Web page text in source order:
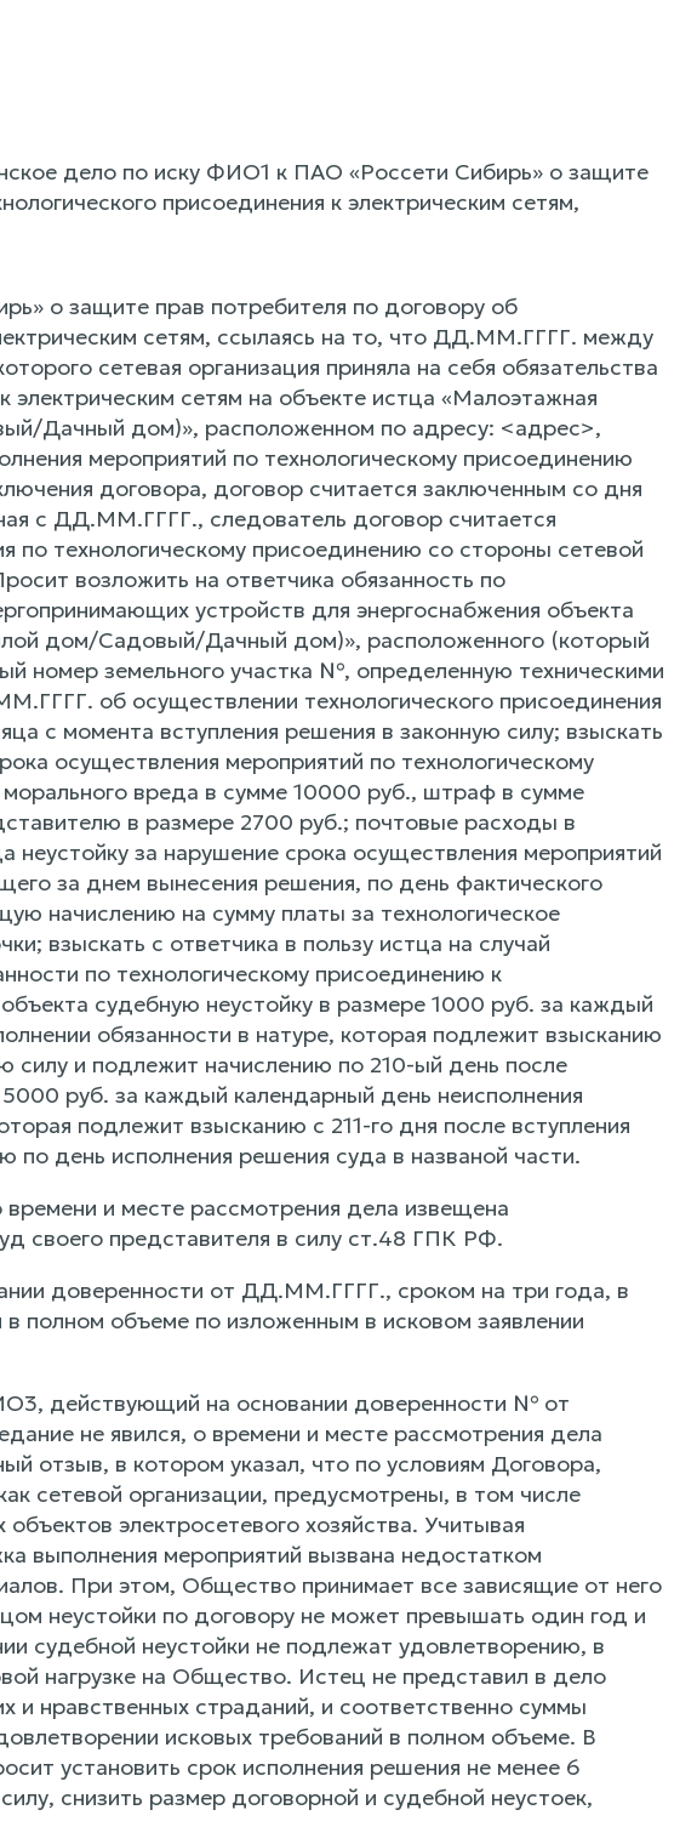
дело по иску ФИО1 к ПАО «Россети Сибирь» о защите
присоединения к электрическим сетям,
о защите прав потребителя по договору об
сетям, ссылаясь на то, что ДД.ММ.ГГГГ. между
сетевая организация приняла на себя обязательства
сетям на объекте истца «Малоэтажная
Дачный дом)», расположенном по адресу: <адрес>,
мероприятий по технологическому присоединению
договора, договор считается заключенным со дня
с ДД.ММ.ГГГГ., следователь договор считается
технологическому присоединению со стороны сетевой
возложить на ответчика обязанность по
устройств для энергоснабжения объекта
дом/Садовый/Дачный дом)», расположенного (который
номер земельного участка №, определенную техническими
об осуществлении технологического присоединения
с момента вступления решения в законную силу; взыскать
осуществления мероприятий по технологическому
вреда в сумме 10000 руб., штраф в сумме
в размере 2700 руб.; почтовые расходы в
неустойку за нарушение срока осуществления мероприятий
за днем вынесения решения, по день фактического
начислению на сумму платы за технологическое
взыскать с ответчика в пользу истца на случай
по технологическому присоединению к
судебную неустойку в размере 1000 руб. за каждый
обязанности в натуре, которая подлежит взысканию
силу и подлежит начислению по 210-ый день после
руб. за каждый календарный день неисполнения
подлежит взысканию с 211-го дня после вступления
день исполнения решения суда в названой части.
и месте рассмотрения дела извещена
своего представителя в силу ст.48 ГПК РФ.
доверенности от ДД.ММ.ГГГГ., сроком на три года, в
полном объеме по изложенным в исковом заявлении
действующий на основании доверенности № от
не явился, о времени и месте рассмотрения дела
отзыв, в котором указал, что по условиям Договора,
сетевой организации, предусмотрены, в том числе
электросетевого хозяйства. Учитывая
выполнения мероприятий вызвана недостатком
При этом, Общество принимает все зависящие от него
неустойки по договору не может превышать один год и
судебной неустойки не подлежат удовлетворению, в
нагрузке на Общество. Истец не представил в дело
и нравственных страданий, и соответственно суммы
исковых требований в полном объеме. В
установить срок исполнения решения не менее 6
снизить размер договорной и судебной неустоек,